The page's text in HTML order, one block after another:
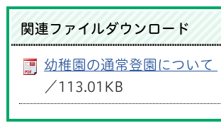
関連ファイルダウンロード
幼稚園の通常登園について
／113.01KB